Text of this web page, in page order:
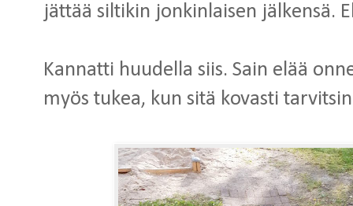
jättää siltikin jonkinlaisen jälkensä.
Kannatti huudella siis. Sain elää
myös tukea, kun sitä kovasti